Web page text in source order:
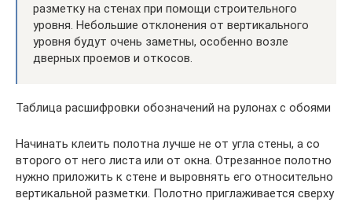
разметку на стенах при помощи строительного
уровня. Небольшие отклонения от вертикального
уровня будут очень заметны, особенно возле
дверных проемов и откосов.
Таблица расшифровки обозначений на рулонах с обоями
Начинать клеить полотна лучше не от угла стены, а со
второго от него листа или от окна. Отрезанное полотно
нужно приложить к стене и выровнять его относительно
вертикальной разметки. Полотно приглаживается сверху